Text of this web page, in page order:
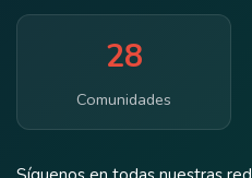
28
Comunidades